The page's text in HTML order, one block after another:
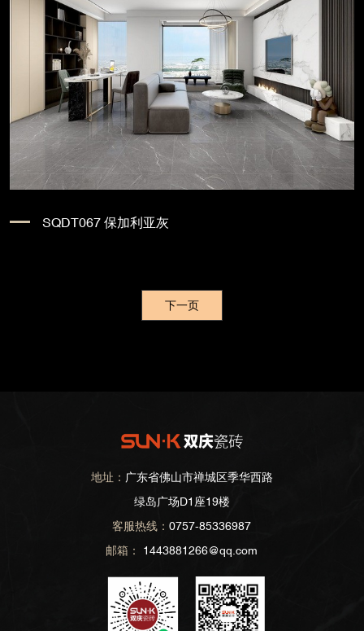
SQDT067 保加利亚灰
下一页
地址： 广东省佛山市禅城区季华西路
绿岛广场D1座19楼
客服热线：0757-85336987
邮箱： 1443881266@qq.com